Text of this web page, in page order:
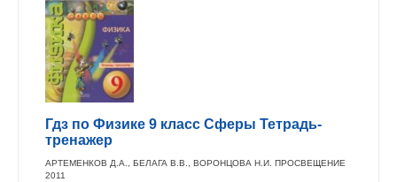
Гдз по Физике 9 класс Сферы Тетрадь-
тренажер
АРТЕМЕНКОВ Д.А., БЕЛАГА В.В., ВОРОНЦОВА Н.И. ПРОСВЕЩЕНИЕ
2011